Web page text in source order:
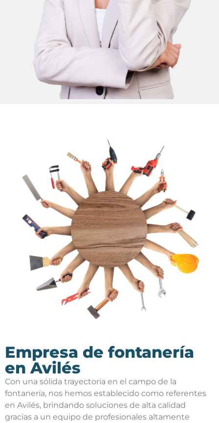
Empresa de fontanería
en Avilés
Con una sólida trayectoria en el campo de la
fontanería, nos hemos establecido como referentes
en Avilés, brindando soluciones de alta calidad
gracias a un equipo de profesionales altamente